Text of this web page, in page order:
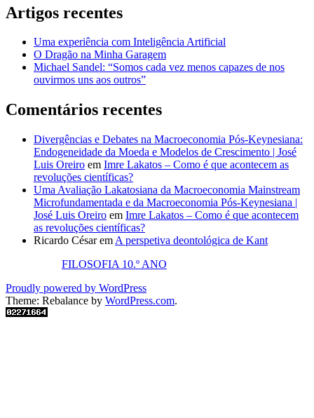
Artigos recentes
Uma experiência com Inteligência Artificial
O Dragão na Minha Garagem
Michael Sandel: “Somos cada vez menos capazes de nos
ouvirmos uns aos outros”
Comentários recentes
Divergências e Debates na Macroeconomia Pós-Keynesiana:
Endogeneidade da Moeda e Modelos de Crescimento | José
Luis Oreiro em Imre Lakatos – Como é que acontecem as
revoluções científicas?
Uma Avaliação Lakatosiana da Macroeconomia Mainstream
Microfundamentada e da Macroeconomia Pós-Keynesiana |
José Luis Oreiro em Imre Lakatos – Como é que acontecem
as revoluções científicas?
Ricardo Césarem A perspetiva deontológica de Kant
FILOSOFIA 10.º ANO
Proudly powered by WordPress
Theme: Rebalance by WordPress.com.